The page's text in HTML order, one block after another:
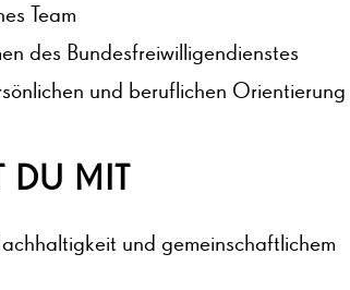
Team
des Bundesfreiwilligendienstes
und beruflichen Orientierung
DU MIT
und gemeinschaftlichem